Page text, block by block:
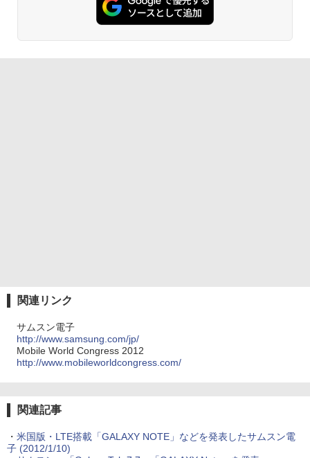
関連リンク
サムスン電子
http://www.samsung.com/jp/
Mobile World Congress 2012
http://www.mobileworldcongress.com/
関連記事
・ 米国版・LTE搭載「GALAXY NOTE」などを発表したサムスン電
子 (2012/1/10)